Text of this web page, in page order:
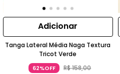
Adicionar
Tanga Lateral Média Naga Textura
Tricot Verde
62%OFF R$158,00